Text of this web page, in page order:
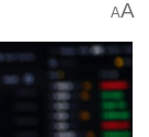
AA